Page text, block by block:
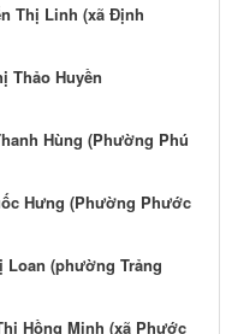
Thị Linh (xã Định
Thảo Huyền
Hùng (Phường Phú
Hưng (Phường Phước
Loan (phường Trảng
Hồng Minh (xã Phước